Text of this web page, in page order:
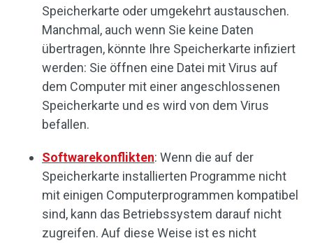
Speicherkarte oder umgekehrt austauschen.
Manchmal, auch wenn Sie keine Daten
übertragen, könnte Ihre Speicherkarte infiziert
werden: Sie öffnen eine Datei mit Virus auf
dem Computer mit einer angeschlossenen
Speicherkarte und es wird von dem Virus
befallen.
Softwarekonflikten: Wenn die auf der
Speicherkarte installierten Programme nicht
mit einigen Computerprogrammen kompatibel
sind, kann das Betriebssystem darauf nicht
zugreifen. Auf diese Weise ist es nicht